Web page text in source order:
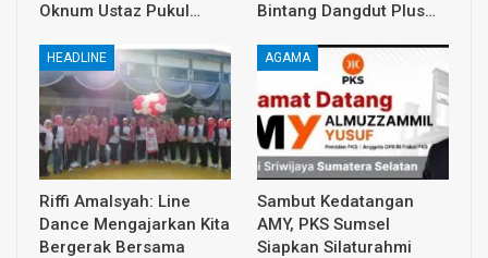
Oknum Ustaz Pukul…
Bintang Dangdut Plus…
HEADLINE
Riffi Amalsyah: Line
Dance Mengajarkan Kita
Bergerak Bersama
AGAMA
Sambut Kedatangan
AMY, PKS Sumsel
Siapkan Silaturahmi